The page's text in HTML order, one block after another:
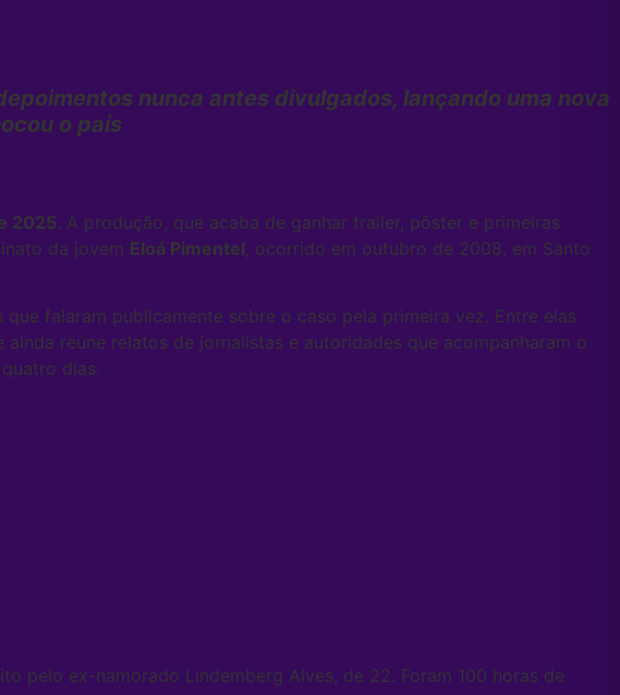
nunca antes divulgados, lançando uma nova
o país
2025. A produção, que acaba de ganhar trailer, pôster e primeiras
da jovem Eloá Pimentel, ocorrido em outubro de 2008, em Santo
falaram publicamente sobre o caso pela primeira vez. Entre elas
reúne relatos de jornalistas e autoridades que acompanharam o
dias.
pelo ex-namorado Lindemberg Alves, de 22. Foram 100 horas de